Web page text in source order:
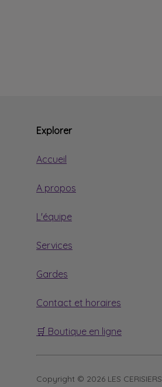
Explorer
Accueil
A propos
L'équipe
Services
Gardes
Contact et horaires
🛒 Boutique en ligne
Copyright © 2026 LES CERISIERS